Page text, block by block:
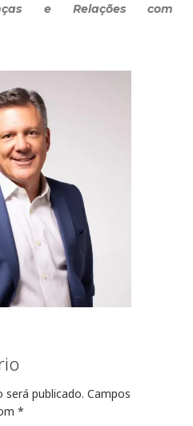
e Relações com
será publicado. Campos
*